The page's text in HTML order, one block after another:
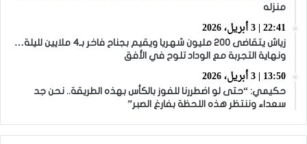
منزله
22:41 | 3 أبريل، 2026
زياش يتقاضى 200 مليون شهريا ويقيم بجناح فاخر بـ4 ملايين لليلة…
ونهاية التجربة مع الوداد تلوح في الأفق
13:50 | 3 أبريل، 2026
حكيمي: “حتى لو اضطررنا للفوز بالكأس بهذه الطريقة.. نحن جد
سعداء وننتظر هذه اللحظة بفارغ الصبر”